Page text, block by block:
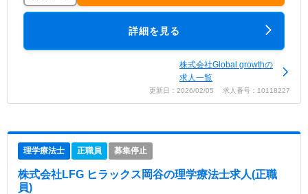
詳細を見る
株式会社Global growthの
求人一覧
更新日：2026/02/05 求人番号：10118227
理学療法士 正職員 募集停止
株式会社LFG ヒラックス岡谷の理学療法士求人(正職
員)